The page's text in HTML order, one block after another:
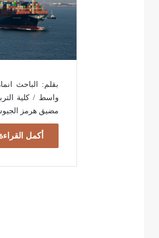
بقلم: الباحث
واسط / كلية
مضيق هرمز
أكمل